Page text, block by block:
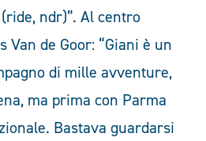
ndr)”. Al centro
Van de Goor: “Giani è un
di mille avventure,
ma prima con Parma
Bastava guardarsi